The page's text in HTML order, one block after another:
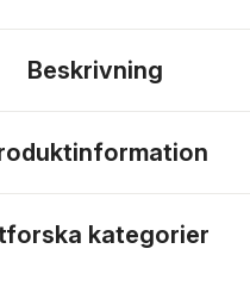
Beskrivning
kategorier